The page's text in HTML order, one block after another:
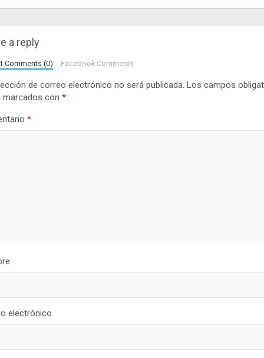
a reply
Comments (0) Facebook Comments
de correo electrónico no será publicada. Los campos
marcados con *
*
electrónico